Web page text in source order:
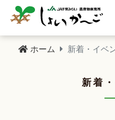
ホーム 新着・イベ
新着